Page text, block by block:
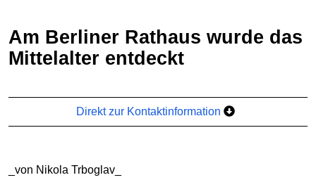
Am Berliner Rathaus wurde das
Mittelalter entdeckt
Direkt zur Kontaktinformation
_von Nikola Trboglav_